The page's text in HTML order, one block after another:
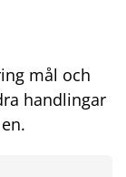
mål och
handlingar